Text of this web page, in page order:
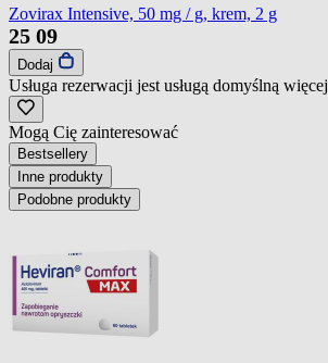
Zovirax Intensive, 50 mg / g, krem, 2 g
25 09
Dodaj
Usługa rezerwacji jest usługą domyślną więcej
Mogą Cię zainteresować
Bestsellery
Inne produkty
Podobne produkty